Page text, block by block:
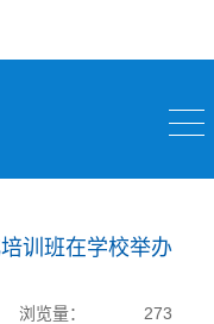
训班在学校举办
浏览量： 273